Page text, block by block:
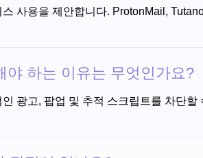
사용을 제안합니다. ProtonMail,
야 하는 이유는 무엇인가요?
광고, 팝업 및 추적 스크립트를 차단